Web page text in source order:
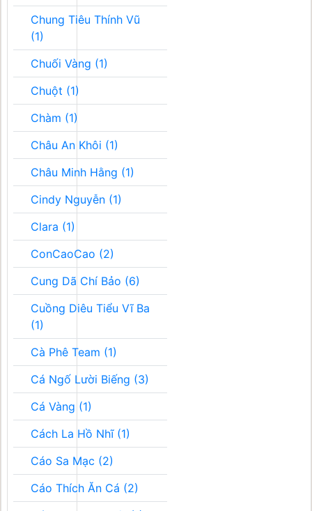
Chung Tiêu Thính Vũ
(1)
Chuối Vàng (1)
Chuột (1)
Chàm (1)
Châu An Khôi (1)
Châu Minh Hằng (1)
Cindy Nguyễn (1)
Clara (1)
ConCaoCao (2)
Cung Dã Chí Bảo (6)
Cuồng Diêu Tiểu Vĩ Ba
(1)
Cà Phê Team (1)
Cá Ngố Lười Biếng (3)
Cá Vàng (1)
Cách La Hồ Nhĩ (1)
Cáo Sa Mạc (2)
Cáo Thích Ăn Cá (2)